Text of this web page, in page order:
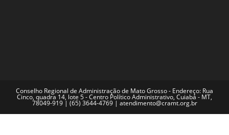
Conselho Regional de Administração de Mato Grosso - Endereço: Rua
Cinco, quadra 14, lote 5 - Centro Político Administrativo, Cuiabá - MT,
78049-919 | (65) 3644-4769 | atendimento@cramt.org.br